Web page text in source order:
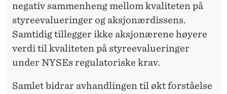
negativ sammenheng mellom kvaliteten på
styreevalueringer og aksjonærdissens.
Samtidig tillegger ikke aksjonærene høyere
verdi til kvaliteten på styreevalueringer
under NYSEs regulatoriske krav.
Samlet bidrar avhandlingen til økt forståelse